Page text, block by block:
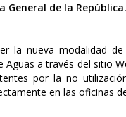
General de la República.
la nueva modalidad
a través del sitio
por la no
en las oficinas